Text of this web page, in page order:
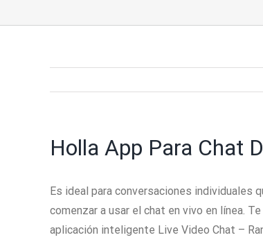
Holla App Para Chat
Es ideal para conversaciones individuales
comenzar a usar el chat en vivo en línea.
aplicación inteligente Live Video Chat –